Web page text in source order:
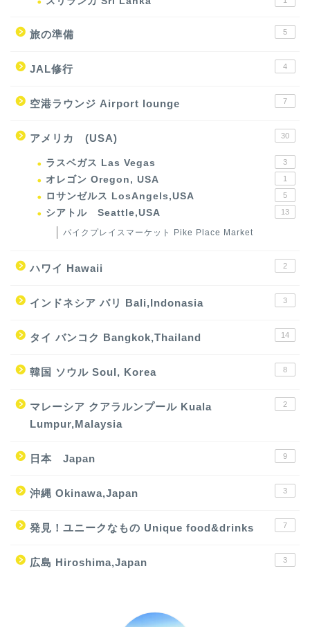
旅の準備 5
JAL修行 4
空港ラウンジ Airport lounge 7
アメリカ (USA) 30
ラスベガス Las Vegas 3
オレゴン Oregon, USA 1
ロサンゼルス LosAngels,USA 5
シアトル Seattle,USA 13
パイクプレイスマーケット Pike Place Market
ハワイ Hawaii 2
インドネシア バリ Bali,Indonasia 3
タイ バンコク Bangkok,Thailand 14
韓国 ソウル Soul, Korea 8
マレーシア クアラルンプール Kuala
Lumpur,Malaysia
2
日本 Japan 9
沖縄 Okinawa,Japan 3
発見！ユニークなもの Unique food&drinks 7
広島 Hiroshima,Japan 3